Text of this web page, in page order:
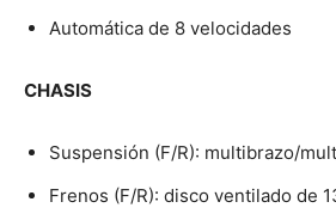
Automática de 8 velocidades
CHASIS
Suspensión (F/R): multibrazo/
Frenos (F/R): disco ventilado de